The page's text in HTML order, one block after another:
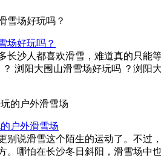
场好玩吗？
长沙人都喜欢滑雪，难道真的只能
浏阳大围山滑雪场好玩吗 ？浏阳
户外滑雪场
别说滑雪这个陌生的运动了。不过
。哪怕在长沙冬日斜阳，滑雪场中